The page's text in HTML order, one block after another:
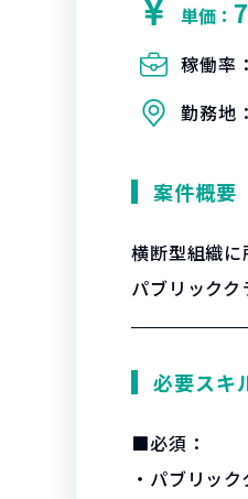
単価：
稼働率：
勤務地
案件概要
横断型組織
パブリック
必要スキ
■必須：
・パブリッ